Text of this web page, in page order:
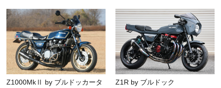
Z1000MkⅡ by ブルドッカータ
Z1R by ブルドック